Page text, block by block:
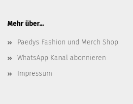
Mehr über...
Paedys Fashion und Merch Shop
WhatsApp Kanal abonnieren
Impressum